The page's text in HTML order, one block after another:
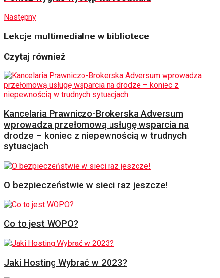
Następny
Lekcje multimedialne w bibliotece
Czytaj również
Kancelaria Prawniczo-Brokerska Adversum
wprowadza przełomową usługę wsparcia na
drodze – koniec z niepewnością w trudnych
sytuacjach
O bezpieczeństwie w sieci raz jeszcze!
Co to jest WOPO?
Jaki Hosting Wybrać w 2023?